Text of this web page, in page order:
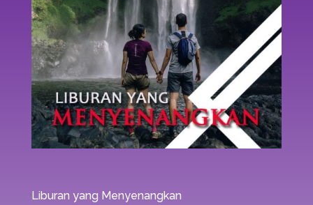
Liburan yang Menyenangkan